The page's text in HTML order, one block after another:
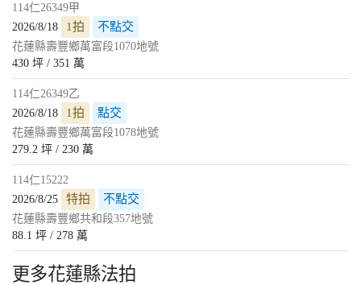
114仁26349甲
2026/8/18
1拍 不點交
花蓮縣壽豐鄉萬富段1070地號
430 坪 / 351 萬
114仁26349乙
2026/8/18
1拍 點交
花蓮縣壽豐鄉萬富段1078地號
279.2 坪 / 230 萬
114仁15222
2026/8/25
特拍 不點交
花蓮縣壽豐鄉共和段357地號
88.1 坪 / 278 萬
更多花蓮縣法拍